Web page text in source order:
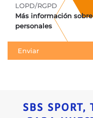
LOPD/RGPD
Más información
personales
SBS SPORT,